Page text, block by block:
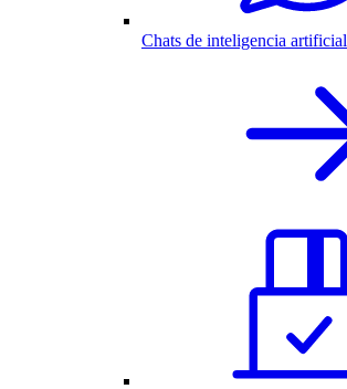
Chats de inteligencia artificial